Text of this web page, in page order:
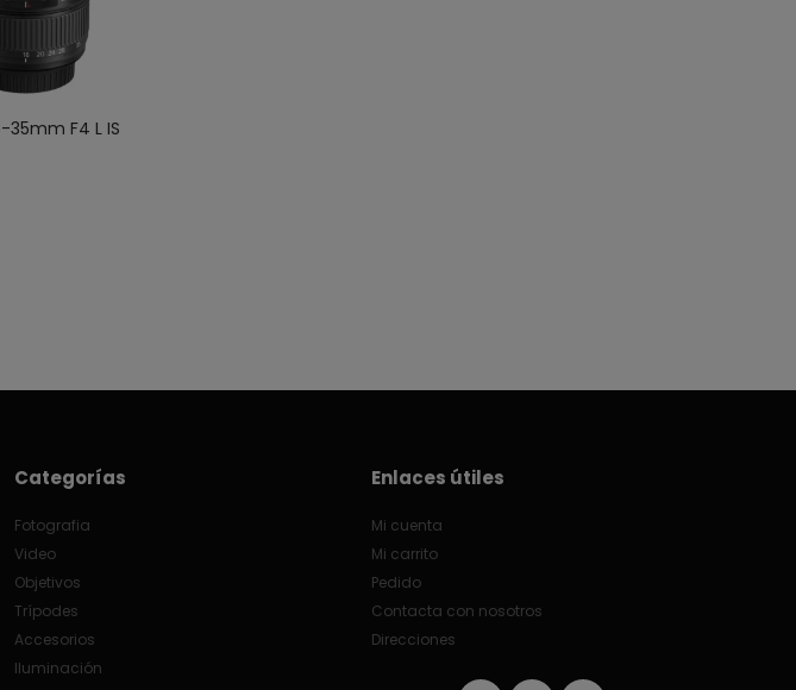
35mm F4 L IS
Categorías
Fotografia
Video
Objetivos
Trípodes
Accesorios
Iluminación
Enlaces útiles
Mi cuenta
Mi carrito
Pedido
Contacta con nosotros
Direcciones